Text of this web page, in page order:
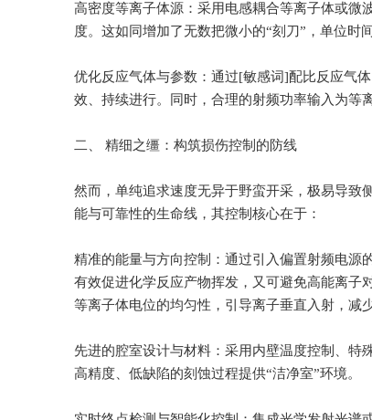
高密度等离子体源：采用电感耦合等离子体或微
度。这如同增加了无数把微小的“刻刀”，单位时
优化反应气体与参数：通过[敏感词]配比反应气
效、持续进行。同时，合理的射频功率输入为等
二、 精细之缰：构筑损伤控制的防线
然而，单纯追求速度无异于野蛮开采，极易导致
能与可靠性的生命线，其控制核心在于：
精准的能量与方向控制：通过引入偏置射频电源
有效促进化学反应产物挥发，又可避免高能离子
等离子体电位的均匀性，引导离子垂直入射，减
先进的腔室设计与材料：采用内壁温度控制、特
高精度、低缺陷的刻蚀过程提供“洁净室”环境。